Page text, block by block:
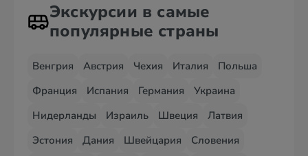
Экскурсии в самые
популярные страны
Венгрия Австрия Чехия Италия
Польша
Франция
Испания Германия
Украина
Нидерланды
Израиль Швеция
Латвия
Эстония
Дания Швейцария
Словения